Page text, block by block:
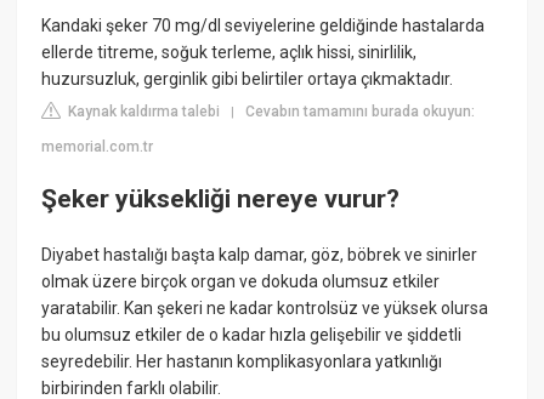
Kandaki şeker 70 mg/dl seviyelerine geldiğinde hastalarda
ellerde titreme, soğuk terleme, açlık hissi, sinirlilik,
huzursuzluk, gerginlik gibi belirtiler ortaya çıkmaktadır.
Kaynak kaldırma talebi |Cevabın tamamını burada okuyun:
memorial.com.tr
Şeker yüksekliği nereye vurur?
Diyabet hastalığı başta kalp damar, göz, böbrek ve sinirler
olmak üzere birçok organ ve dokuda olumsuz etkiler
yaratabilir. Kan şekeri ne kadar kontrolsüz ve yüksek olursa
bu olumsuz etkiler de o kadar hızla gelişebilir ve şiddetli
seyredebilir. Her hastanın komplikasyonlara yatkınlığı
birbirinden farklı olabilir.